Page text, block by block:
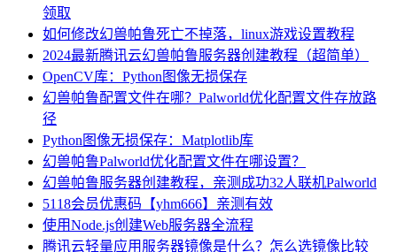
领取
如何修改幻兽帕鲁死亡不掉落，linux游戏设置教程
2024最新腾讯云幻兽帕鲁服务器创建教程（超简单）
OpenCV库：Python图像无损保存
幻兽帕鲁配置文件在哪？Palworld优化配置文件存放路
径
Python图像无损保存：Matplotlib库
幻兽帕鲁Palworld优化配置文件在哪设置？
幻兽帕鲁服务器创建教程，亲测成功32人联机Palworld
5118会员优惠码【yhm666】亲测有效
使用Node.js创建Web服务器全流程
腾讯云轻量应用服务器镜像是什么？怎么选镜像比较